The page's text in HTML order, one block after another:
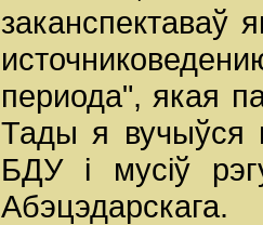
заканспектаваў
периода", якая
Тады я вучыўся
БДУ і мусіў
Абэцэдарскага.